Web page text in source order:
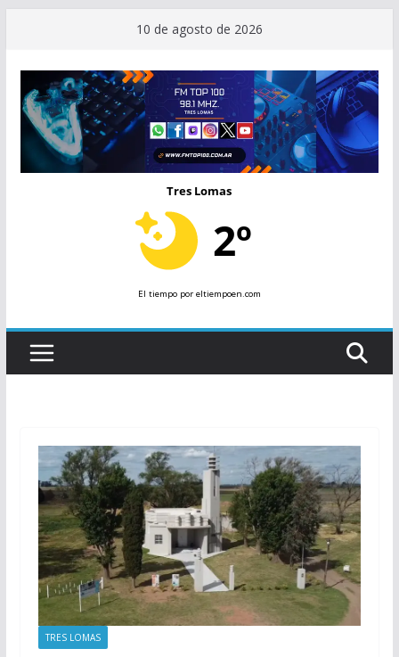
contenido
10 de agosto de 2026
Tres Lomas
2º
El tiempopor eltiempoen.com
TRES LOMAS